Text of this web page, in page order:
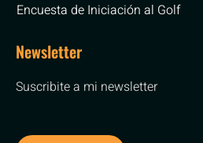
Encuesta de Iniciación al Golf
Newsletter
Suscribite a mi newsletter